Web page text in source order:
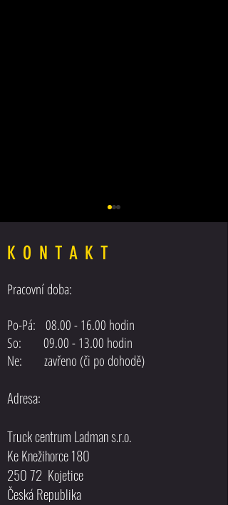
Posilovač řízení DAF XF 105 EEV
EURO5
KONTAKT
Pracovní doba:
Po-Pá: 08.00 - 16.00 hodin
So: 09.00 - 13.00 hodin
Ne: zavřeno (či po dohodě)
Adresa:
Truck centrum Ladman s.r.o.
Ke Knežihorce 180
250 72 Kojetice
Česká Republika